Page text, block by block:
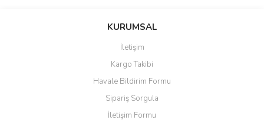
KURUMSAL
İletişim
Kargo Takibi
Havale Bildirim Formu
Sipariş Sorgula
İletişim Formu